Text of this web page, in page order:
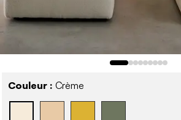
Couleur : Crème